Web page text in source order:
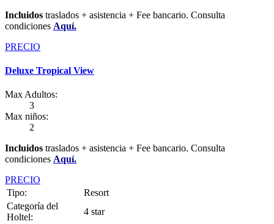
Incluidos traslados + asistencia + Fee bancario. Consulta
condiciones Aquí.
PRECIO
Deluxe Tropical View
Max Adultos:
3
Max niños:
2
Incluidos traslados + asistencia + Fee bancario. Consulta
condiciones Aquí.
PRECIO
Tipo:
Resort
Categoría del
Holtel:
4 star